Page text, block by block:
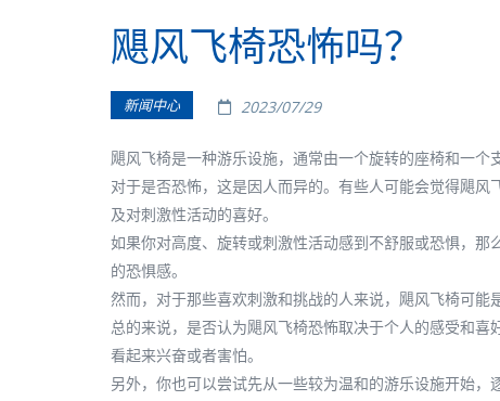
飓风飞椅恐怖吗？
新闻中心 2023/07/29
飓风飞椅是一种游乐设施，通常由一个旋转的座椅和一个
对于是否恐怖，这是因人而异的。有些人可能会觉得飓
及对刺激性活动的喜好。
如果你对高度、旋转或刺激性活动感到不舒服或恐惧，
的恐惧感。
然而，对于那些喜欢刺激和挑战的人来说，飓风飞椅可能
总的来说，是否认为飓风飞椅恐怖取决于个人的感受和
看起来兴奋或者害怕。
另外，你也可以尝试先从一些较为温和的游乐设施开始，